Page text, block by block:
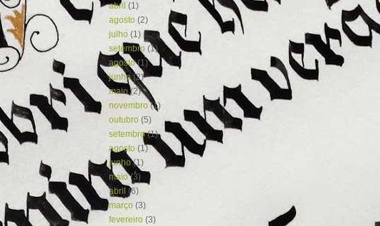
abril (1)
agosto(2)
julho(1)
setembro(1)
agosto(1)
junho(2)
maio(2)
novembro(1)
outubro(5)
setembro(1)
agosto(1)
junho(1)
maio(3)
abril (6)
março(3)
fevereiro(3)